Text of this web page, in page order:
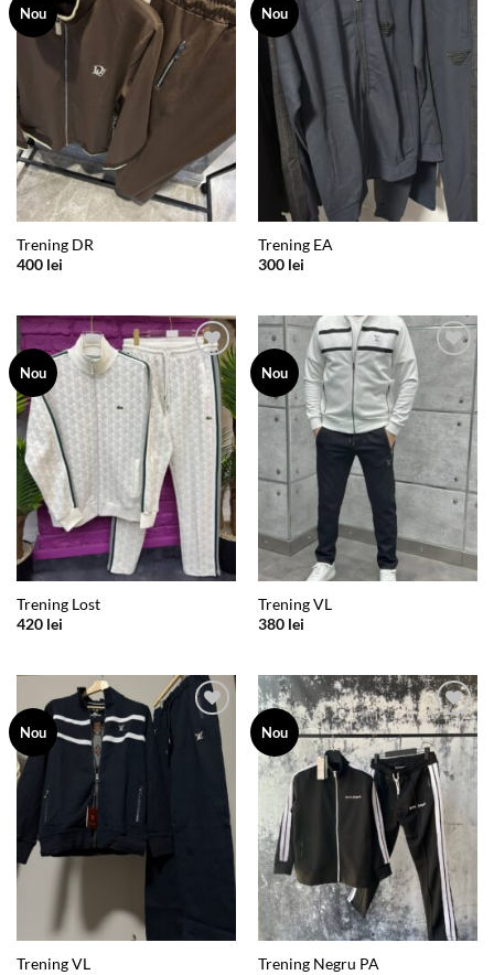
Nou
Add to
wishlist
Trening DR
400 lei
Nou
Trening EA
300 lei
Nou
Add to
wishlist
Trening Lost
420 lei
Nou
wishlist
Trening VL
380 lei
Nou
Add to
wishlist
Trening VL
Nou
Add to
wishlist
Trening Negru PA